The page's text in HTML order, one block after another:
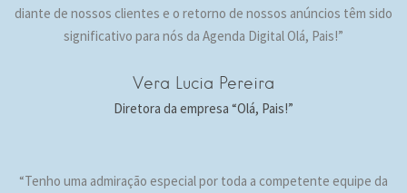
diante de nossos clientes e o retorno de nossos anúncios têm sido
significativo para nós da Agenda Digital Olá, Pais!”
Vera Lucia Pereira
Diretora da empresa “Olá, Pais!”
“Tenho uma admiração especial por toda a competente equipe da